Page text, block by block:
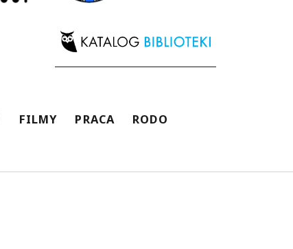
FILMY PRACA
RODO